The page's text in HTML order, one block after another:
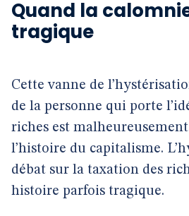
Quand la
tragique
Cette vanne de
de la personne qui porte
riches est
l’histoire du capitalisme.
débat sur la taxation des
histoire parfois tragique.